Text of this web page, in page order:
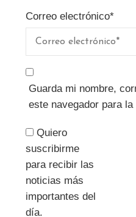
Correo electrónico*
Guarda mi nombre,
este navegador para
Quiero
suscribirme
para recibir las
noticias más
importantes del
día.